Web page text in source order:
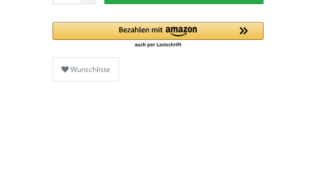
Wunschliste